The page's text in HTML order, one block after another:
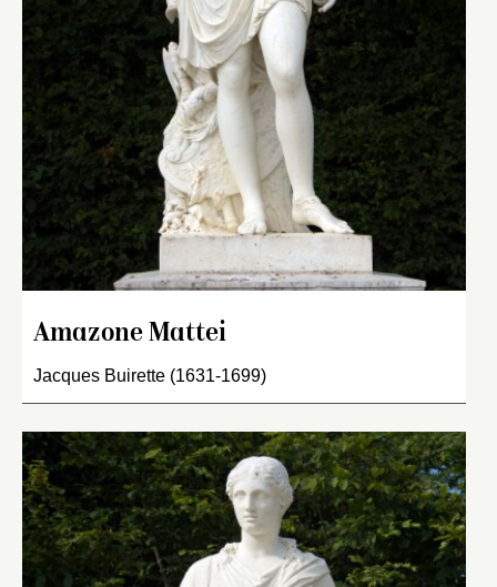
Amazone Mattei
Jacques Buirette (1631-1699)